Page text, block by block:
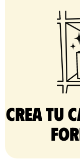
Crea tu